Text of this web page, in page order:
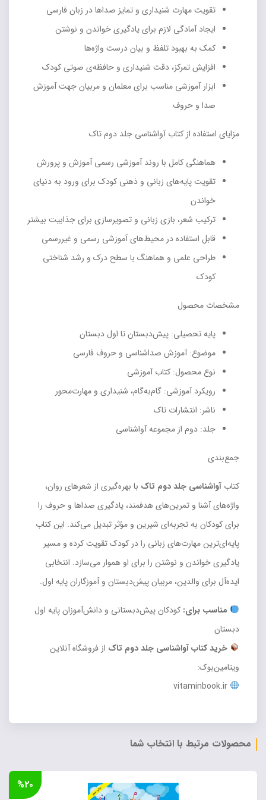
تقویت مهارت شنیداری و تمایز صداها در زبان فارسی
ایجاد آمادگی لازم برای یادگیری خواندن و نوشتن
کمک به بهبود تلفظ و بیان درست واژه‌ها
افزایش تمرکز، دقت شنیداری و حافظه‌ی صوتی کودک
ابزار آموزشی مناسب برای معلمان و مربیان جهت آموزش
صدا و حروف
مزایای استفاده از کتاب آواشناسی جلد دوم تاک
هماهنگی کامل با روند آموزشی رسمی آموزش و پرورش
تقویت پایه‌های زبانی و ذهنی کودک برای ورود به دنیای
خواندن
ترکیب شعر، بازی زبانی و تصویرسازی برای جذابیت بیشتر
قابل استفاده در محیط‌های آموزشی رسمی و غیررسمی
طراحی علمی و هماهنگ با سطح درک و رشد شناختی
کودک
مشخصات محصول
پایه تحصیلی: پیش‌دبستان تا اول دبستان
موضوع: آموزش صداشناسی و حروف فارسی
نوع محصول: کتاب آموزشی
رویکرد آموزشی: گام‌به‌گام، شنیداری و مهارت‌محور
ناشر: انتشارات تاک
جلد: دوم از مجموعه آواشناسی
جمع‌بندی
کتاب آواشناسی جلد دوم تاک با بهره‌گیری از شعرهای روان،
واژه‌های آشنا و تمرین‌های هدفمند، یادگیری صداها و حروف را
برای کودکان به تجربه‌ای شیرین و مؤثر تبدیل می‌کند. این کتاب
پایه‌ای‌ترین مهارت‌های زبانی را در کودک تقویت کرده و مسیر
یادگیری خواندن و نوشتن را برای او هموار می‌سازد. انتخابی
ایده‌آل برای والدین، مربیان پیش‌دبستان و آموزگاران پایه اول.
مناسب برای: کودکان پیش‌دبستانی و دانش‌آموزان پایه اول
دبستان
خرید کتاب آواشناسی جلد دوم تاک از فروشگاه آنلاین
ویتامین‌بوک:
vitaminbook.ir
محصولات مرتبط با انتخاب شما
%۲۰